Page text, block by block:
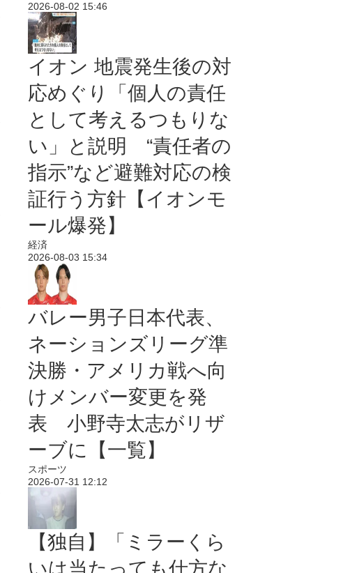
2026-08-02 15:46
イオン 地震発生後の対
応めぐり「個人の責任
として考えるつもりな
い」と説明 “責任者の
指示”など避難対応の検
証行う方針【イオンモ
ール爆発】
経済
2026-08-03 15:34
バレー男子日本代表、
ネーションズリーグ準
決勝・アメリカ戦へ向
けメンバー変更を発
表 小野寺太志がリザ
ーブに【一覧】
スポーツ
2026-07-31 12:12
【独自】「ミラーくら
いは当たっても仕方な